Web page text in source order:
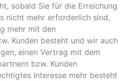
sobald Sie für die Erreichung
nicht mehr erforderlich sind,
mehr mit den
Kunden besteht und wir auch
einen Vertrag mit dem
bzw. Kunden
Interesse mehr besteht